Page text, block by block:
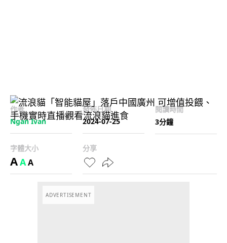
作者
Ngan Ivan
發佈日期
2024-07-25
閱讀時間
3分鐘
字體大小
AAA
分享
ADVERTISEMENT